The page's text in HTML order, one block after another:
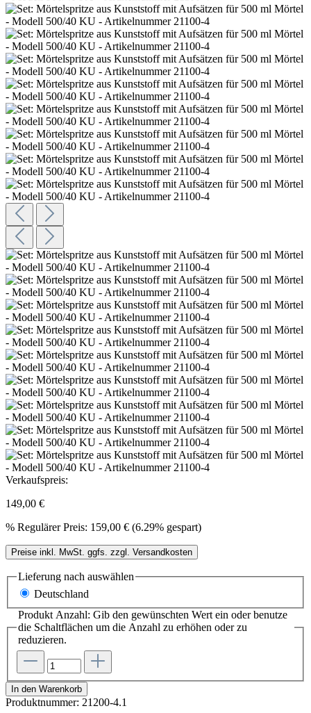
Verkaufspreis:
149,00 €
% Regulärer Preis: 159,00 € (6.29% gespart)
Preise inkl. MwSt. ggfs. zzgl. Versandkosten
Lieferung nach auswählen
Deutschland
Produkt Anzahl: Gib den gewünschten Wert ein oder benutze
die Schaltflächen um die Anzahl zu erhöhen oder zu
reduzieren.
In den Warenkorb
Produktnummer: 21200-4.1